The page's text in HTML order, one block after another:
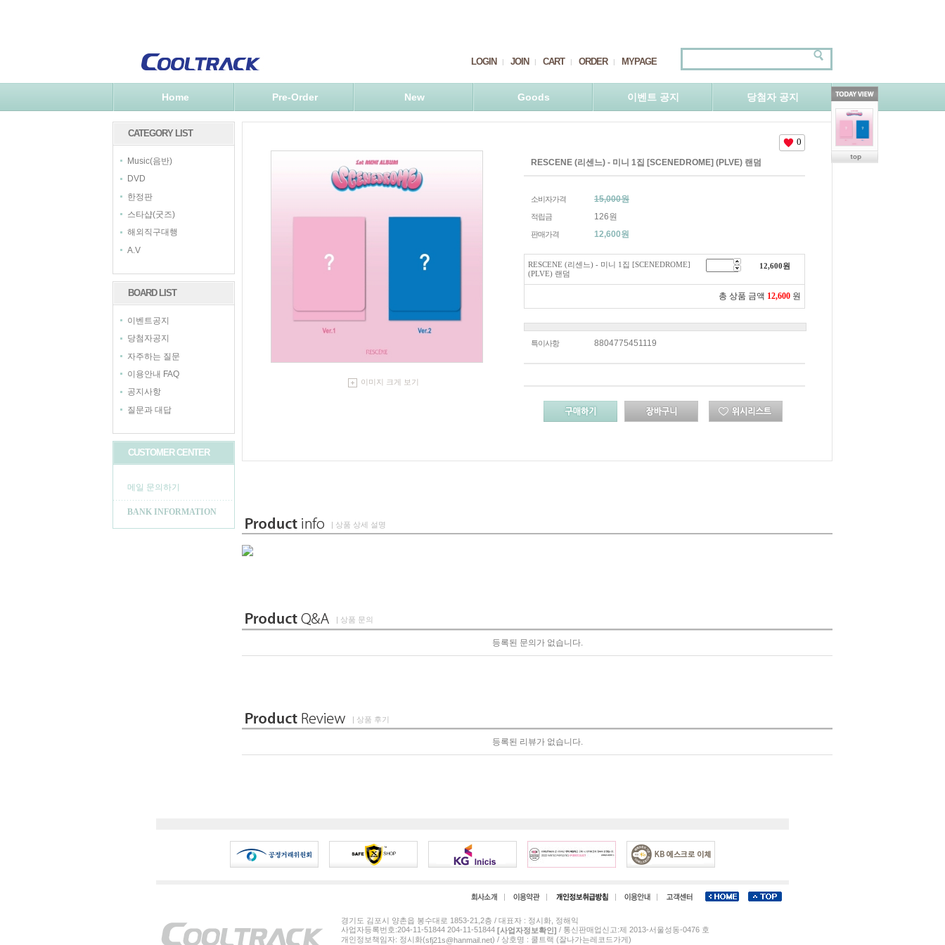
LOGIN JOIN CART ORDER MYPAGE
Home Pre-Order New Goods 이벤트 공지 당첨자 공지
CATEGORY LIST
Music(음반)
DVD
한정판
스타샵(굿즈)
해외직구대행
A.V
BOARD LIST
이벤트공지
당첨자공지
자주하는 질문
이용안내 FAQ
공지사항
질문과 대답
CUSTOMER CENTER
메일 문의하기
BANK INFORMATION
이미지 크게 보기
0
RESCENE (리센느) - 미니 1집 [SCENEDROME] (PLVE) 랜덤
소비자가격 15,000원
적립금 126원
판매가격 12,600원
RESCENE (리센느) - 미니 1집 [SCENEDROME]
(PLVE) 랜덤
12,600원
총 상품 금액 12,600 원
특이사항 8804775451119
| 상품 상세 설명
| 상품 문의
등록된 문의가 없습니다.
| 상품 후기
등록된 리뷰가 없습니다.
경기도 김포시 양촌읍 봉수대로 1853-21,2층 / 대표자 : 정시화, 정해익
사업자등록번호:204-11-51844 204-11-51844 [사업자정보확인] / 통신판매업신고:제 2013-서울성동-0476 호
개인정보책임자: 정시화(sfj21s@hanmail.net) / 상호명 : 쿨트랙 (잘나가는레코드가게)